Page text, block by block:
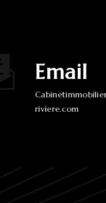
Email
cabinetimmobilier@besnier-
riviere.com